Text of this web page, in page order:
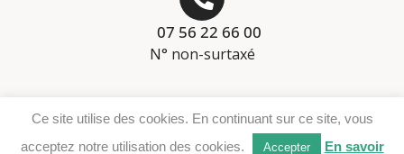
07 56 22 66 00
N° non-surtaxé
Téléchargement DER
Ce site utilise des cookies. En continuant sur ce site, vous
acceptez notre utilisation des cookies.
Accepter En savoir